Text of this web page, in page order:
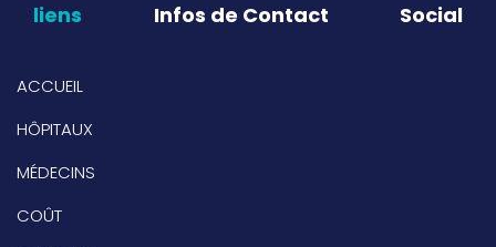
liens Infos de Contact Social
ACCUEIL
HÔPITAUX
MÉDECINS
COÛT